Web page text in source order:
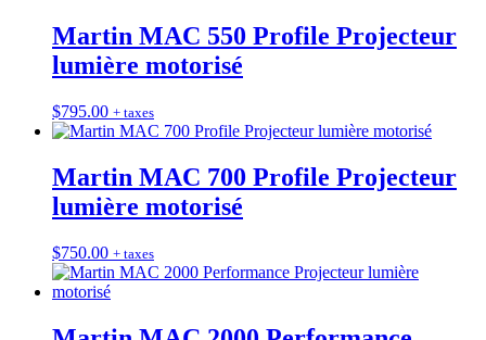
Martin MAC 550 Profile Projecteur
lumière motorisé
$795.00 + taxes
Martin MAC 700 Profile Projecteur
lumière motorisé
$750.00 + taxes